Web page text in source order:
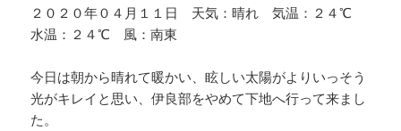
２０２０年０４月１１日 天気：晴れ 気温：２４℃
水温：２４℃ 風：南東
今日は朝から晴れて暖かい、眩しい太陽がよりいっそう
光がキレイと思い、伊良部をやめて下地へ行って来まし
た。